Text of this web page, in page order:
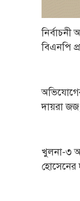
বিএনপি
দায়রা
খুলনা-৩
হোসেনের